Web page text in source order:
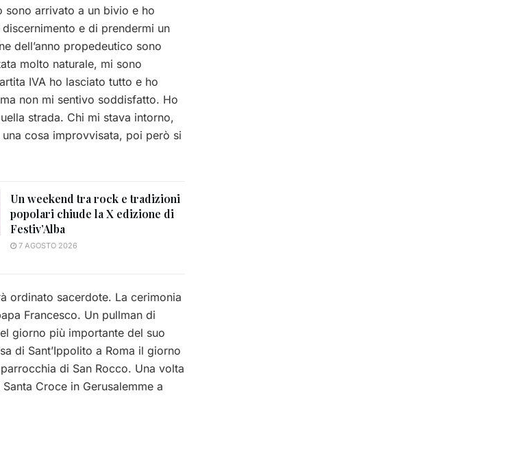
arrivato a un bivio e ho
e di prendermi un
dell’anno propedeutico sono
molto naturale, mi sono
IVA ho lasciato tutto e ho
non mi sentivo soddisfatto. Ho
strada. Chi mi stava intorno,
cosa improvvisata, poi però si
Un weekend tra rock e tradizioni
popolari chiude la X edizione di
Festiv’Alba
7 AGOSTO 2026
ordinato sacerdote. La cerimonia
Francesco. Un pullman di
giorno più importante del suo
di Sant’Ippolito a Roma il giorno
di San Rocco. Una volta
Croce in Gerusalemme a